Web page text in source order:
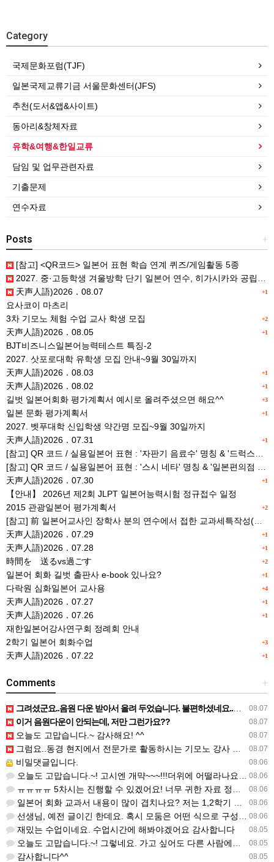
Category
국제문화포럼(TJF)
일본국제교류기금 서울문화센터(JFS)
추천(도서&앱&사이트)
동아리&창체자료
유학&여행&한일교류
담임 및 업무관련자료
기출문제
연수자료
+
Posts
[참고] <QR코드> 일본어 표현 학습 연계 퀴즈/게임활동 5종
2027. 중·고등학생 겨울방학 단기 일본어 연수, 히가시카와 공립 일본어학교 프로그램 사전안내
+1
天声人語)2026．08.07
요사코이 마츠리
+2
3차 기모노 체험 수업 교사 학생 모집
+1
天声人語)2026．08.05
BJT비즈니스일본어능력테스트 특징-2
2027. 삿포로대학 유학생 모집 안내~9월 30일까지
+1
天声人語)2026．08.03
+1
天声人語)2026．08.02
+3
길벗 일본어회화 평가계획서 예시로 올려주셨으면 해요^^
+1
일본 문화 평가계획서
2027. 벳푸대학 신입학생 약간명 모집~9월 30일까지
+1
天声人語)2026．07.31
+1
天声人語)2026．07.30
【안내】 2026년 제2회 JLPT 일본어능력시험 정규접수 일정
+2
2015 관광일본어 평가계획서
+1
天声人語)2026．07.29
+1
天声人語)2026．07.28
+2
時間を 送るvs過ごす
+1
일본어 회화 길벗 출판사 e-book 있나요?
+4
다락원 심화일본어 교사용
+1
天声人語)2026．07.27
+1
天声人語)2026．07.26
재한일본어강사연구회 정례회 안내
+3
2학기 일본어 회화수업
+1
天声人語)2026．07.22
+
Comments
08.07
그려셨군요..음원 다운 받아서 올려 두었습니다. 불편하셨네요..죄송합니다..
08.07
이거 음원다운이 안되는데, 저만 그런가요??
08.07
오늘도 고맙습니다.~ 감사해요! ^^
08.07
그럼요..동경 현지에서 전문가로 활동하시는 기모노 강사 이십니다.
08.06
비밀댓글입니다.
08.06
오늘도 고맙습니다.~! 고시엔 개먁~~~!!!더위에 어떨라나요...감사합니다. ^^
08.06
ㅠㅠㅠㅠ 5차시는 진행할 수 있겠어요! 너무 귀한 자료 정말 감사합니다!!!
08.06
일본어 회화 교과서 내용이 많이 겹치나요? 저는 1,2학기 출판사가 달라서인지, 회화 단어와 분량이 더 많다…
08.06
선생님, 예전 글이긴 한데요. 혹시 모둠은 어떤 식으로 구성하셨을까요? 진단평가를 보시고 모둠장(도우미학생)…
08.05
재밌는 수업이네요. 수업시간에 해봐야겠어요 감사합니다
08.05
오늘도 고맙습니다.~! 그렇네요. 가고 싶어도 다른 사람에게 민폐는 안되는 것... 감사해요. ^^
08.05
감사합니다^^